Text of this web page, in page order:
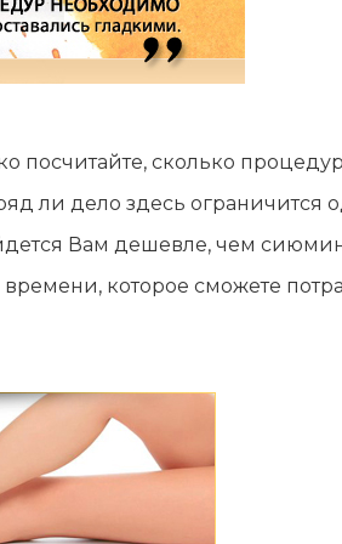
посчитайте, сколько
ли дело здесь ограничится
Вам дешевле, чем
которое сможете